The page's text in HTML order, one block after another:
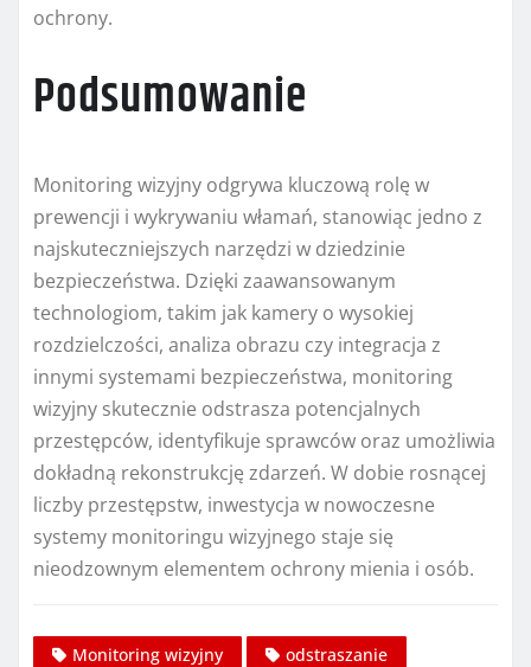
ochrony.
Podsumowanie
Monitoring wizyjny odgrywa kluczową rolę w
prewencji i wykrywaniu włamań, stanowiąc jedno z
najskuteczniejszych narzędzi w dziedzinie
bezpieczeństwa. Dzięki zaawansowanym
technologiom, takim jak kamery o wysokiej
rozdzielczości, analiza obrazu czy integracja z
innymi systemami bezpieczeństwa, monitoring
wizyjny skutecznie odstrasza potencjalnych
przestępców, identyfikuje sprawców oraz umożliwia
dokładną rekonstrukcję zdarzeń. W dobie rosnącej
liczby przestępstw, inwestycja w nowoczesne
systemy monitoringu wizyjnego staje się
nieodzownym elementem ochrony mienia i osób.
Monitoring wizyjny
odstraszanie